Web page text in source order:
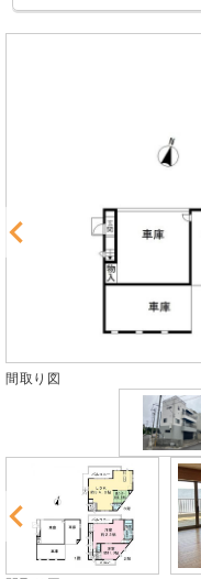
間取り図